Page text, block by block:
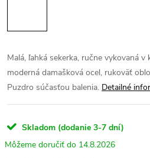
Malá, ľahká sekerka, ručne vykovaná
moderná damašková ocel, rukoväť
Puzdro súčasťou balenia. Detailné
Skladom (dodanie 3-7 dní)
14.8.2026